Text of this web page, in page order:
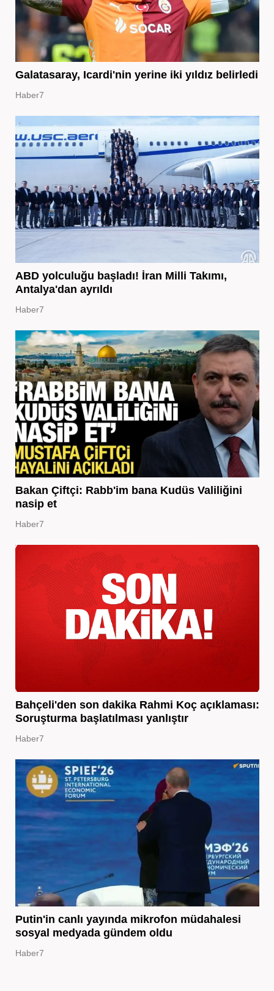
Galatasaray, Icardi'nin yerine iki yıldız belirledi
Haber7
ABD yolculuğu başladı! İran Milli Takımı,
Antalya'dan ayrıldı
Haber7
Bakan Çiftçi: Rabb'im bana Kudüs Valiliğini
nasip et
Haber7
Bahçeli'den son dakika Rahmi Koç açıklaması:
Soruşturma başlatılması yanlıştır
Haber7
Putin'in canlı yayında mikrofon müdahalesi
sosyal medyada gündem oldu
Haber7